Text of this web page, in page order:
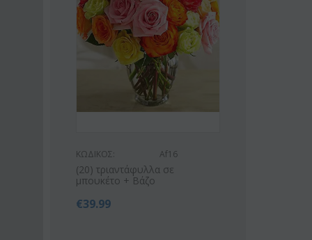
ΚΩΔΙΚΟΣ: Af16
(20) τριαντάφυλλα σε
μπουκέτο + Βάζο
39.99